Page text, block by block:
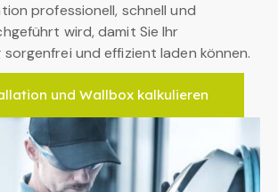
professionell, schnell und
wird, damit Sie Ihr
und effizient laden können.
und Wallbox kalkulieren